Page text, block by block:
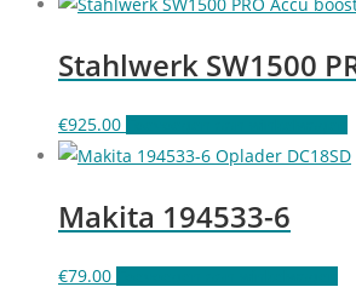
Stahlwerk SW1500
€925.00
Makita 194533-6
€79.00